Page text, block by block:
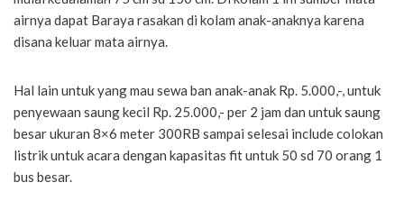
airnya dapat Baraya rasakan di kolam anak-anaknya karena
disana keluar mata airnya.
Hal lain untuk yang mau sewa ban anak-anak Rp. 5.000,-, untuk
penyewaan saung kecil Rp. 25.000,- per 2 jam dan untuk saung
besar ukuran 8×6 meter 300RB sampai selesai include colokan
listrik untuk acara dengan kapasitas fit untuk 50 sd 70 orang 1
bus besar.